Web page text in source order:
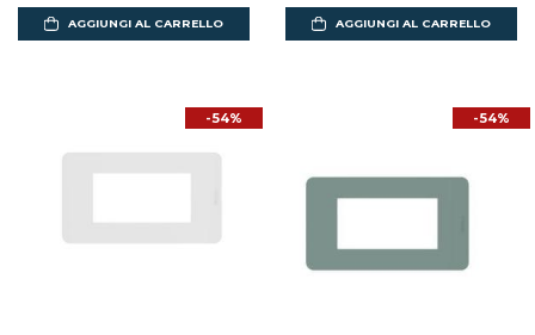
AGGIUNGI AL CARRELLO AGGIUNGI AL CARRELLO
-54% -54%